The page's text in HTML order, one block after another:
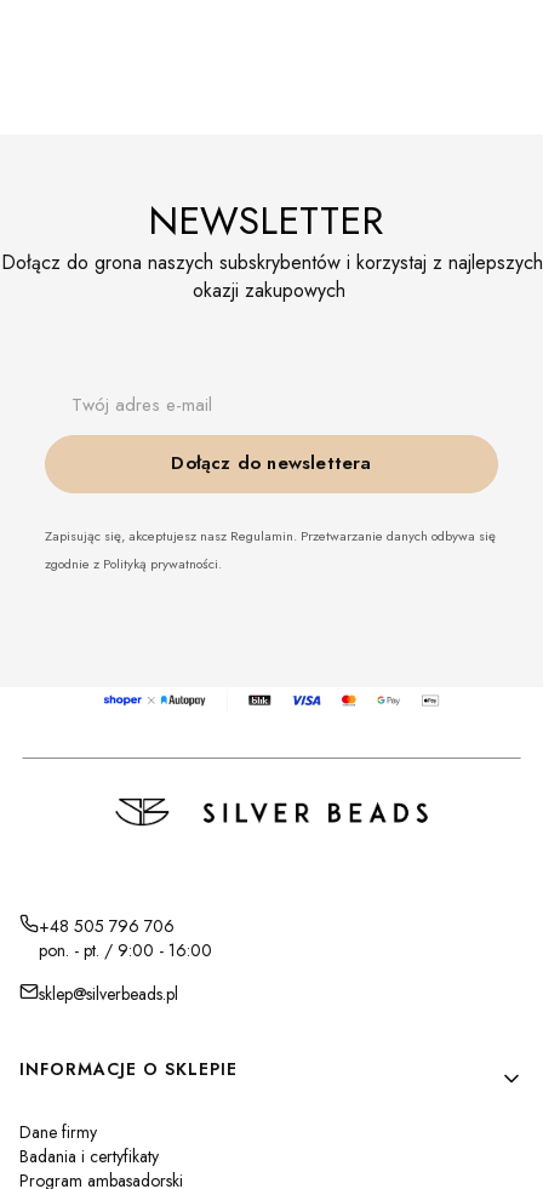
NEWSLETTER
Dołącz do grona naszych subskrybentów i korzystaj z najlepszych
okazji zakupowych
Twój adres e-mail
Dołącz do newslettera
Zapisując się, akceptujesz nasz Regulamin. Przetwarzanie danych odbywa się
zgodnie z Polityką prywatności.
+48 505 796 706
pon. - pt. / 9:00 - 16:00
sklep@silverbeads.pl
Linki w stopce
INFORMACJE O SKLEPIE
Dane firmy
Badania i certyfikaty
Program ambasadorski